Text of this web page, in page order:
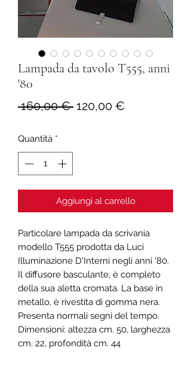
Lampada da tavolo T555, anni
'80
160,00 € Prezzo
120,00 €
Quantità *
Aggiungi al carrello
Particolare lampada da scrivania
modello T555 prodotta da Luci
Illuminazione D'Interni negli anni '80.
Il diffusore basculante, è completo
della sua aletta cromata. La base in
metallo, è rivestita di gomma nera.
Presenta normali segni del tempo.
Dimensioni: altezza cm. 50, larghezza
cm. 22, profondità cm. 44